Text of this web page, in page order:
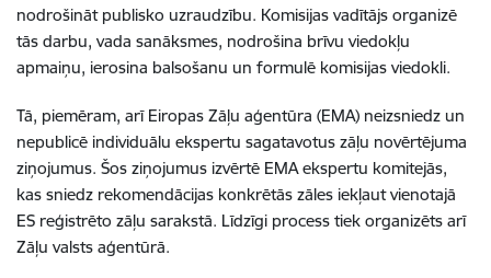
nodrošināt publisko uzraudzību. Komisijas vadītājs organizē
tās darbu, vada sanāksmes, nodrošina brīvu viedokļu
apmaiņu, ierosina balsošanu un formulē komisijas viedokli.
Tā, piemēram, arī Eiropas Zāļu aģentūra (EMA) neizsniedz un
nepublicē individuālu ekspertu sagatavotus zāļu novērtējuma
ziņojumus. Šos ziņojumus izvērtē EMA ekspertu komitejās,
kas sniedz rekomendācijas konkrētās zāles iekļaut vienotajā
ES reģistrēto zāļu sarakstā. Līdzīgi process tiek organizēts arī
Zāļu valsts aģentūrā.